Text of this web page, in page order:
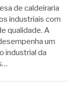
de caldeiraria
industriais com
qualidade. A
um
industrial da